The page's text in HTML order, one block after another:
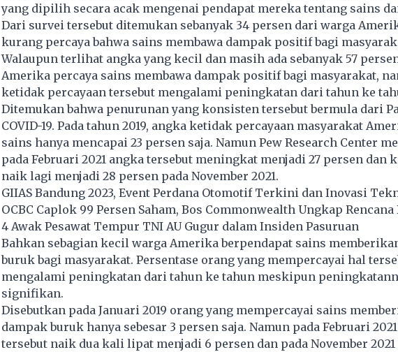
yang dipilih secara acak mengenai pendapat mereka tentang sains
Dari survei tersebut ditemukan sebanyak 34 persen dari warga
kurang percaya bahwa sains membawa dampak positif bagi
Walaupun terlihat angka yang kecil dan masih ada sebanyak 57
Amerika percaya sains membawa dampak positif bagi masyarakat,
ketidak percayaan tersebut mengalami peningkatan dari tahun ke
Ditemukan bahwa penurunan yang konsisten tersebut bermula dari
COVID-19. Pada tahun 2019, angka ketidak percayaan masyarakat
sains hanya mencapai 23 persen saja. Namun Pew Research Center
pada Februari 2021 angka tersebut meningkat menjadi 27 persen dan
naik lagi menjadi 28 persen pada November 2021.
GIIAS Bandung 2023, Event Perdana Otomotif Terkini dan Inovasi
OCBC Caplok 99 Persen Saham, Bos Commonwealth Ungkap
4 Awak Pesawat Tempur TNI AU Gugur dalam Insiden Pasuruan
Bahkan sebagian kecil warga Amerika berpendapat sains
buruk bagi masyarakat. Persentase orang yang mempercayai hal
mengalami peningkatan dari tahun ke tahun meskipun
signifikan.
Disebutkan pada Januari 2019 orang yang mempercayai sains
dampak buruk hanya sebesar 3 persen saja. Namun pada Februari
tersebut naik dua kali lipat menjadi 6 persen dan pada November